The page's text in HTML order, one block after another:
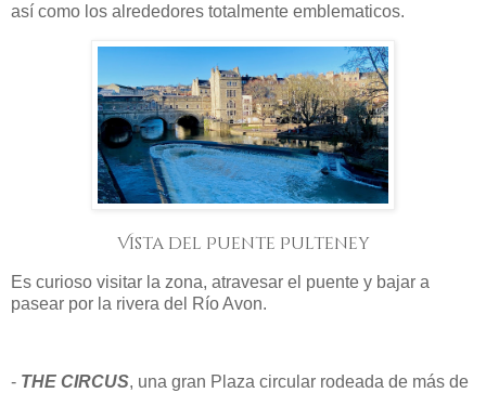
así como los alrededores totalmente emblematicos.
Vista del Puente Pulteney
Es curioso visitar la zona, atravesar el puente y bajar a
pasear por la rivera del Río Avon.
- THE CIRCUS, una gran Plaza circular rodeada de más de